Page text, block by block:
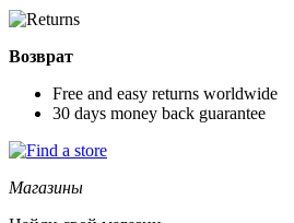
Возврат
Free and easy returns worldwide
30 days money back guarantee
Магазины